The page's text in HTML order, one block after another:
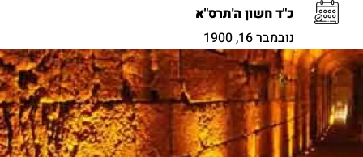
כ"ד חשון ה'תרס"א
נובמבר 16, 1900